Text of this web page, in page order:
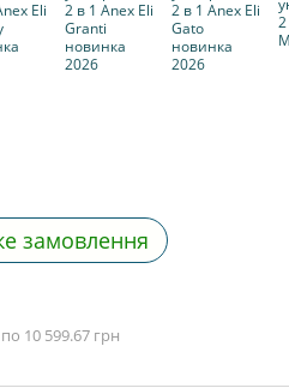
замовлення
10 599.67 грн